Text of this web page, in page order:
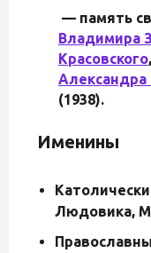
— память
Владимира
Красовского,
Александра
(1938).
Именины
Людовика,